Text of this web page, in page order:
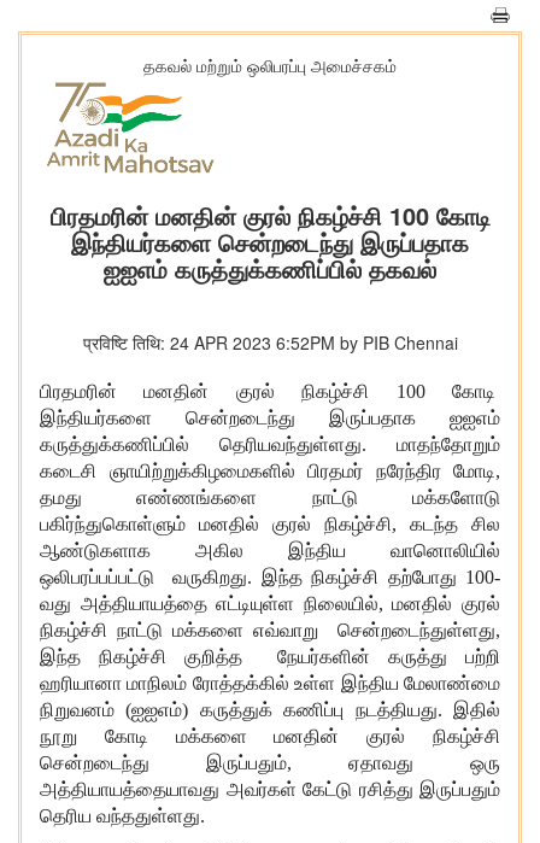
தகவல் மற்றும் ஒலிபரப்பு அமைச்சகம்
பிரதமரின் மனதின் குரல் நிகழ்ச்சி 100 கோடி
இந்தியர்களை சென்றடைந்து இருப்பதாக
ஐஐஎம் கருத்துக்கணிப்பில் தகவல்
प्रविष्टि तिथि: 24 APR 2023 6:52PM by PIB Chennai
பிரதமரின் மனதின் குரல் நிகழ்ச்சி 100 கோடி
இந்தியர்களை சென்றடைந்து இருப்பதாக ஐஐஎம்
கருத்துக்கணிப்பில் தெரியவந்துள்ளது. மாதந்தோறும்
கடைசி ஞாயிற்றுக்கிழமைகளில் பிரதமர் நரேந்திர மோடி,
தமது எண்ணங்களை நாட்டு மக்களோடு
பகிர்ந்துகொள்ளும் மனதில் குரல் நிகழ்ச்சி, கடந்த சில
ஆண்டுகளாக அகில இந்திய வானொலியில்
ஒலிபரப்பப்பட்டு வருகிறது. இந்த நிகழ்ச்சி தற்போது 100-
வது அத்தியாயத்தை எட்டியுள்ள நிலையில், மனதில் குரல்
நிகழ்ச்சி நாட்டு மக்களை எவ்வாறு சென்றடைந்துள்ளது,
இந்த நிகழ்ச்சி குறித்த நேயர்களின் கருத்து பற்றி
ஹரியானா மாநிலம் ரோத்தக்கில் உள்ள இந்திய மேலாண்மை
நிறுவனம் (ஐஐஎம்) கருத்துக் கணிப்பு நடத்தியது. இதில்
நூறு கோடி மக்களை மனதின் குரல் நிகழ்ச்சி
சென்றடைந்து இருப்பதும், ஏதாவது ஒரு
அத்தியாயத்தையாவது அவர்கள் கேட்டு ரசித்து இருப்பதும்
தெரிய வந்ததுள்ளது.